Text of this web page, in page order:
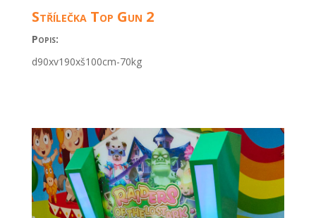
Střílečka Top Gun 2
Popis:
d90xv190xš100cm-70kg